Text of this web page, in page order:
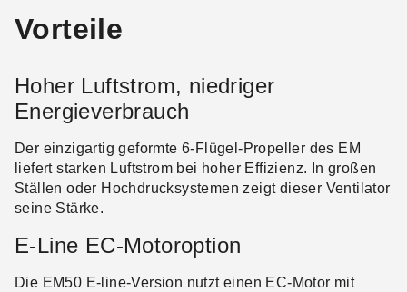
Vorteile
Hoher Luftstrom, niedriger
Energieverbrauch
Der einzigartig geformte 6-Flügel-Propeller des EM
liefert starken Luftstrom bei hoher Effizienz. In großen
Ställen oder Hochdrucksystemen zeigt dieser Ventilator
seine Stärke.
E-Line EC-Motoroption
Die EM50 E-line-Version nutzt einen EC-Motor mit